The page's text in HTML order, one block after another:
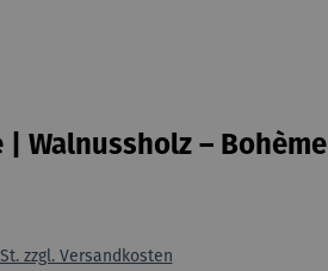
Walnussholz – Bohème
zzgl. Versandkosten